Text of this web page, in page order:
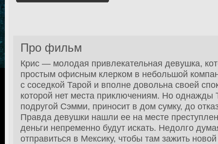
Про фильм
Крис — молодая привлекательная девушка,
простым офисным клерком в небольшой
с соседкой Тарой и вполне довольна своей
которой нет места приключениям. Но однажды
подругой Сэмми, приносит в дом сумку, до
Правда девушки нашли ее на месте
деньги непременно будут искать. Недолго
отправиться в Мексику, чтобы там зажить